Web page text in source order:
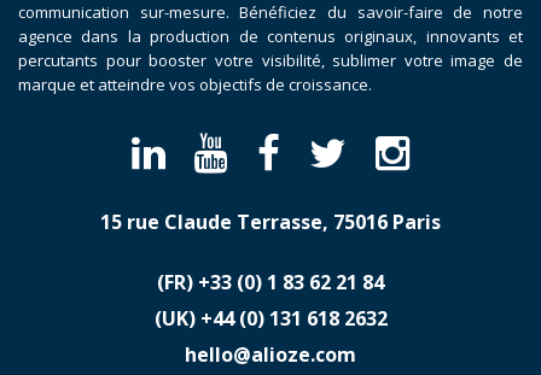
communication sur-mesure. Bénéficiez du savoir-faire de notre
agence dans la production de contenus originaux, innovants et
percutants pour booster votre visibilité, sublimer votre image de
marque et atteindre vos objectifs de croissance.
15 rue Claude Terrasse, 75016 Paris
(FR) ​+33 (0) 1 83 62 21 84
(UK) ​+44 (0) 131 618 2632
hello@alioze.com